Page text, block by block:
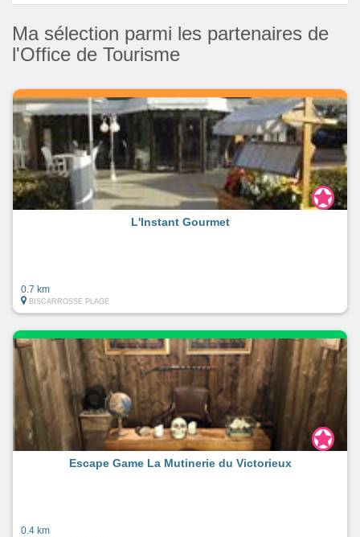
Ma sélection parmi les partenaires de
l'Office de Tourisme
L'Instant Gourmet
0.7 km
BISCARROSSE PLAGE
Escape Game La Mutinerie du Victorieux
0.4 km